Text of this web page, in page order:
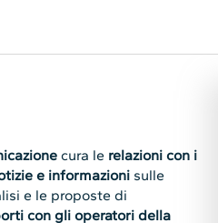
cura le relazioni con i
e informazioni sulle
e le proposte di
con gli operatori della